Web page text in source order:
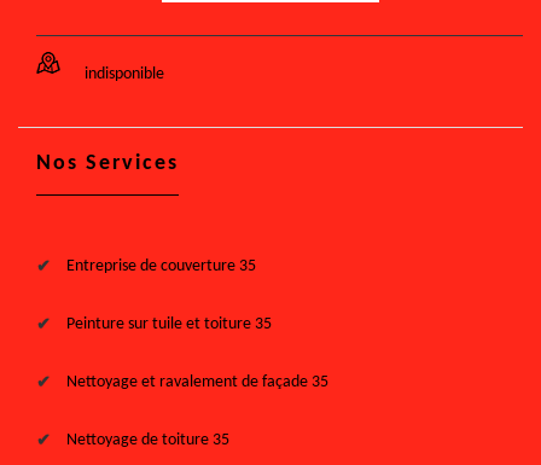
indisponible
Nos Services
Entreprise de couverture 35
Peinture sur tuile et toiture 35
Nettoyage et ravalement de façade 35
Nettoyage de toiture 35